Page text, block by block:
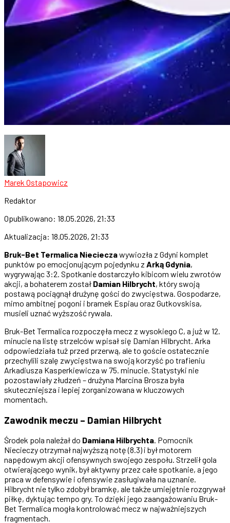
Marek Ostapowicz
Redaktor
Opublikowano: 18.05.2026, 21:33
Aktualizacja: 18.05.2026, 21:33
Bruk-Bet Termalica Niecieczawywiozła z Gdyni komplet
punktów po emocjonującym pojedynku z Arką Gdynia,
wygrywając 3:2. Spotkanie dostarczyło kibicom wielu zwrotów
akcji, a bohaterem został Damian Hilbrycht, który swoją
postawą pociągnął drużynę gości do zwycięstwa. Gospodarze,
mimo ambitnej pogoni i bramek Espiau oraz Gutkovskisa,
musieli uznać wyższość rywala.
Bruk-Bet Termalica rozpoczęła mecz z wysokiego C, a już w 12.
minucie na listę strzelców wpisał się Damian Hilbrycht. Arka
odpowiedziała tuż przed przerwą, ale to goście ostatecznie
przechylili szalę zwycięstwa na swoją korzyść po trafieniu
Arkadiusza Kasperkiewicza w 75. minucie. Statystyki nie
pozostawiały złudzeń – drużyna Marcina Brosza była
skuteczniejsza i lepiej zorganizowana w kluczowych
momentach.
Zawodnik meczu – Damian Hilbrycht
Środek pola należał do Damiana Hilbrychta. Pomocnik
Niecieczy otrzymał najwyższą notę (8.3) i był motorem
napędowym akcji ofensywnych swojego zespołu. Strzelił gola
otwierającego wynik, był aktywny przez całe spotkanie, a jego
praca w defensywie i ofensywie zasługiwała na uznanie.
Hilbrycht nie tylko zdobył bramkę, ale także umiejętnie rozgrywał
piłkę, dyktując tempo gry. To dzięki jego zaangażowaniu Bruk-
Bet Termalica mogła kontrolować mecz w najważniejszych
fragmentach.